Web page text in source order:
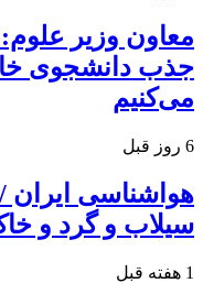
معاون وزیر
جذب دانشجوی
می‌کنیم
6 روز قبل
هواشناسی ایران /
سیلاب و گرد و
1 هفته قبل